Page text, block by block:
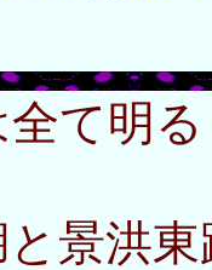
て明
景洪東